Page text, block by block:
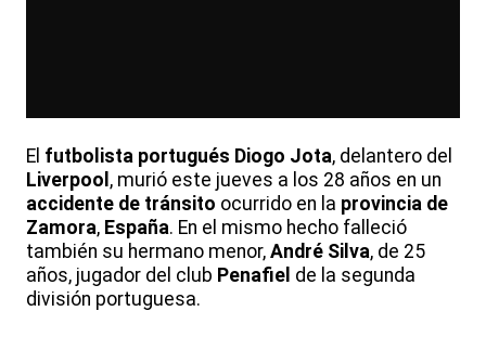
El futbolista portugués Diogo Jota, delantero del
Liverpool , murió este jueves a los 28 años en un
accidente de tránsito ocurrido en la provincia de
Zamora, España. En el mismo hecho falleció
también su hermano menor, André Silva, de 25
años, jugador del club Penafiel de la segunda
división portuguesa.